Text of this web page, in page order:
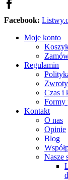
Facebook:
Moje konto
Regulamin
Czas i
Formy
Kontakt
O nas
Opinie
Blog
Nasze